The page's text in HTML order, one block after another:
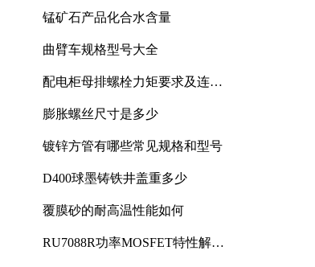
锰矿石产品化合水含量
曲臂车规格型号大全
配电柜母排螺栓力矩要求及连接
膨胀螺丝尺寸是多少
镀锌方管有哪些常见规格和型号
D400球墨铸铁井盖重多少
覆膜砂的耐高温性能如何
RU7088R功率MOSFET特性解析